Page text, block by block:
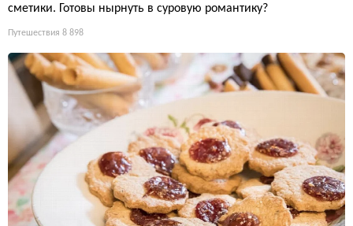
сметики. Готовы нырнуть в суровую романтику?
Путешествия 8 898